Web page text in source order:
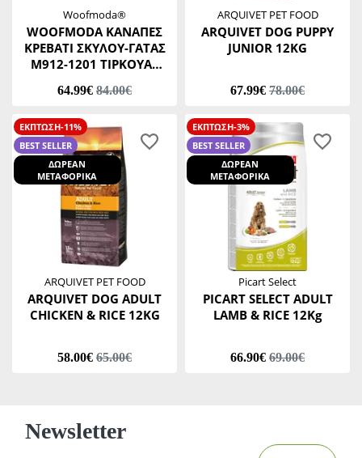
Woofmoda®
WOOFMODA ΚΑΝΑΠΕΣ
ΚΡΕΒΑΤΙ ΣΚΥΛΟΥ-ΓΑΤΑΣ
Μ912-1201 ΤΙΡΚΟΥΑΖ
64.99€ 84.00€
ARQUIVET PET FOOD
ARQUIVET DOG PUPPY
JUNIOR 12KG
67.99€ 78.00€
ΕΚΠΤΩΣΗ-11%
BEST SELLER
ΔΩΡΕΑΝ
ΜΕΤΑΦΟΡΙΚΑ
ARQUIVET PET FOOD
ARQUIVET DOG ADULT
CHICKEN & RICE 12KG
58.00€ 65.00€
ΕΚΠΤΩΣΗ-3%
BEST SELLER
ΔΩΡΕΑΝ
ΜΕΤΑΦΟΡΙΚΑ
Picart Select
PICART SELECT ADULT
LAMB & RICE 12Kg
66.90€ 69.00€
Newsletter